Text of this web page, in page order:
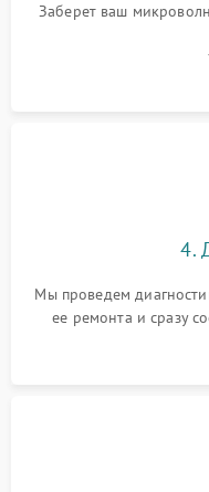
Заберет ваш
4.
Мы проведем
ее ремонта и сразу